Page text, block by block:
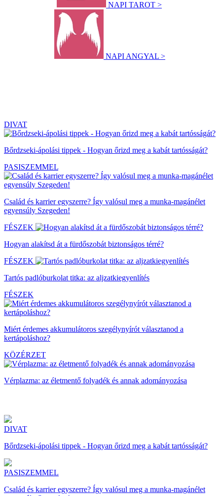
NAPI TAROT >
NAPI ANGYAL >
DIVAT
Bőrdzseki-ápolási tippek - Hogyan őrizd meg a kabát tartósságát?
PASISZEMMEL
Család és karrier egyszerre? Így valósul meg a munka-magánélet
egyensúly Szegeden!
FÉSZEK
Hogyan alakítsd át a fürdőszobát biztonságos térré?
FÉSZEK
Tartós padlóburkolat titka: az aljzatkiegyenlítés
FÉSZEK
Miért érdemes akkumulátoros szegélynyírót választanod a
kertápoláshoz?
KÖZÉRZET
Vérplazma: az életmentő folyadék és annak adományozása
DIVAT
Bőrdzseki-ápolási tippek - Hogyan őrizd meg a kabát tartósságát?
PASISZEMMEL
Család és karrier egyszerre? Így valósul meg a munka-magánélet